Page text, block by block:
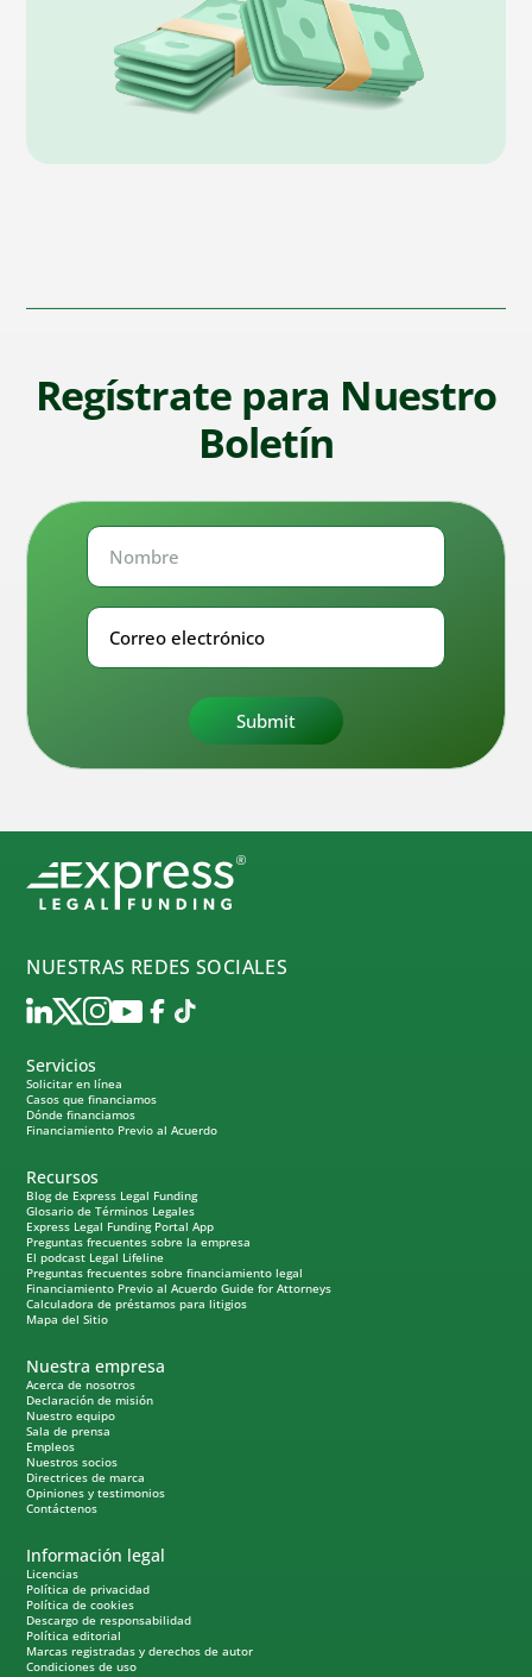
Regístrate para Nuestro
Boletín
Nombre
Correo
electrónico
NUESTRAS REDES SOCIALES
Servicios
Solicitar en línea
Casos que financiamos
Dónde financiamos
Financiamiento Previo al Acuerdo
Recursos
Blog de Express Legal Funding
Glosario de Términos Legales
Express Legal Funding Portal App
Preguntas frecuentes sobre la empresa
El podcast Legal Lifeline
Preguntas frecuentes sobre financiamiento legal
Financiamiento Previo al Acuerdo Guide for Attorneys
Calculadora de préstamos para litigios
Mapa del Sitio
Nuestra empresa
Acerca de nosotros
Declaración de misión
Nuestro equipo
Sala de prensa
Empleos
Nuestros socios
Directrices de marca
Opiniones y testimonios
Contáctenos
Información legal
Licencias
Política de privacidad
Política de cookies
Descargo de responsabilidad
Política editorial
Marcas registradas y derechos de autor
Condiciones de uso